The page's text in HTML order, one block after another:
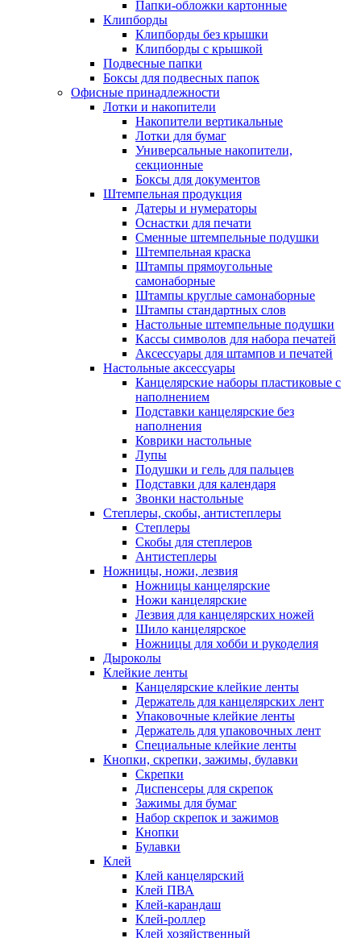
Папки-обложки картонные
Клипборды
Клипборды без крышки
Клипборды с крышкой
Подвесные папки
Боксы для подвесных папок
Офисные принадлежности
Лотки и накопители
Накопители вертикальные
Лотки для бумаг
Универсальные накопители,
секционные
Боксы для документов
Штемпельная продукция
Датеры и нумераторы
Оснастки для печати
Сменные штемпельные подушки
Штемпельная краска
Штампы прямоугольные
самонаборные
Штампы круглые самонаборные
Штампы стандартных слов
Настольные штемпельные подушки
Кассы символов для набора печатей
Аксессуары для штампов и печатей
Настольные аксессуары
Канцелярские наборы пластиковые с
наполнением
Подставки канцелярские без
наполнения
Коврики настольные
Лупы
Подушки и гель для пальцев
Подставки для календаря
Звонки настольные
Степлеры, скобы, антистеплеры
Степлеры
Скобы для степлеров
Антистеплеры
Ножницы, ножи, лезвия
Ножницы канцелярские
Ножи канцелярские
Лезвия для канцелярских ножей
Шило канцелярское
Ножницы для хобби и рукоделия
Дыроколы
Клейкие ленты
Канцелярские клейкие ленты
Держатель для канцелярских лент
Упаковочные клейкие ленты
Держатель для упаковочных лент
Специальные клейкие ленты
Кнопки, скрепки, зажимы, булавки
Скрепки
Диспенсеры для скрепок
Зажимы для бумаг
Набор скрепок и зажимов
Кнопки
Булавки
Клей
Клей канцелярский
Клей ПВА
Клей-карандаш
Клей-роллер
Клей хозяйственный